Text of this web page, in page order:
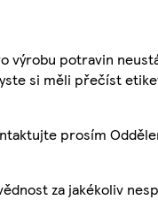
potravin
si měli přečíst
prosím
za jakékoliv